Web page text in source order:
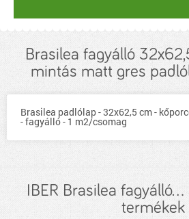
Brasilea fagyálló
mintás matt gres
Brasilea padlólap - 32x62,5 cm -
- fagyálló - 1 m2/csomag
IBER Brasilea
termékek